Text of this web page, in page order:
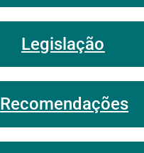
Legislação
Recomendações